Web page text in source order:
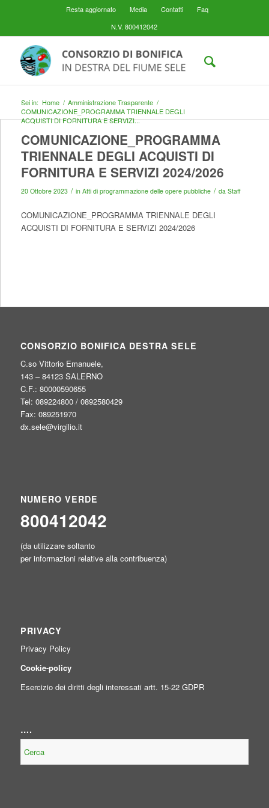
Resta aggiornato Media Contatti
Faq
N.V. 800412042
Sei in: Home / Amministrazione Trasparente /
COMUNICAZIONE_PROGRAMMA TRIENNALE DEGLI
ACQUISTI DI FORNITURA E SERVIZI...
COMUNICAZIONE_PROGRAMMA
TRIENNALE DEGLI ACQUISTI DI
FORNITURA E SERVIZI 2024/2026
20 Ottobre 2023 / in Atti di programmazione delle opere pubbliche / da Staff
COMUNICAZIONE_PROGRAMMA TRIENNALE DEGLI
ACQUISTI DI FORNITURA E SERVIZI 2024/2026
CONSORZIO BONIFICA DESTRA SELE
C.so Vittorio Emanuele,
143 – 84123 SALERNO
C.F.: 80000590655
Tel: 089224800 / 0892580429
Fax: 089251970
dx.sele@virgilio.it
NUMERO VERDE
800412042
(da utilizzare soltanto
per informazioni relative alla contribuenza)
PRIVACY
Privacy Policy
Cookie-policy
Esercizio dei diritti degli interessati artt. 15-22 GDPR
….